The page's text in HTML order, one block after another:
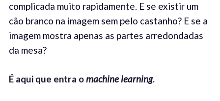
complicada muito rapidamente. E se existir um
cão branco na imagem sem pelo castanho? E se a
imagem mostra apenas as partes arredondadas
da mesa?
Éaqui que entra omachine learning.